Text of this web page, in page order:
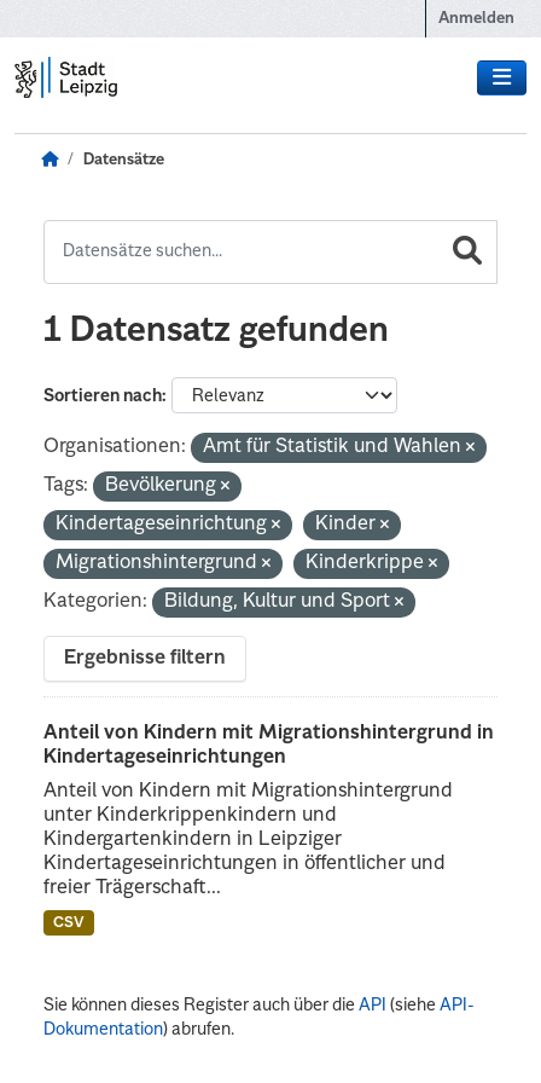
Anmelden
Datensätze
1 Datensatz gefunden
Sortieren nach
Organisationen:
Amt für Statistik und Wahlen
Tags:
Bevölkerung
Kindertageseinrichtung
Kinder
Migrationshintergrund
Kinderkrippe
Kategorien:
Bildung, Kultur und Sport
Ergebnisse filtern
Anteil von Kindern mit Migrationshintergrund in
Kindertageseinrichtungen
Anteil von Kindern mit Migrationshintergrund
unter Kinderkrippenkindern und
Kindergartenkindern in Leipziger
Kindertageseinrichtungen in öffentlicher und
freier Trägerschaft...
CSV
Sie können dieses Register auch über dieAPI (sieheAPI-
Dokumentation) abrufen.